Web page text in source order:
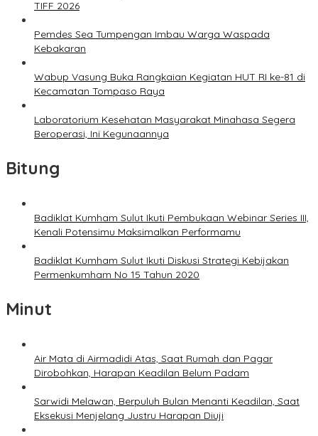
TIFF 2026
Pemdes Sea Tumpengan Imbau Warga Waspada
Kebakaran
Wabup Vasung Buka Rangkaian Kegiatan HUT RI ke-81 di
Kecamatan Tompaso Raya
Laboratorium Kesehatan Masyarakat Minahasa Segera
Beroperasi, Ini Kegunaannya
Bitung
Badiklat Kumham Sulut Ikuti Pembukaan Webinar Series III,
Kenali Potensimu Maksimalkan Performamu
Badiklat Kumham Sulut Ikuti Diskusi Strategi Kebijakan
Permenkumham No 15 Tahun 2020
Minut
Air Mata di Airmadidi Atas, Saat Rumah dan Pagar
Dirobohkan, Harapan Keadilan Belum Padam
Sarwidi Melawan, Berpuluh Bulan Menanti Keadilan, Saat
Eksekusi Menjelang Justru Harapan Diuji